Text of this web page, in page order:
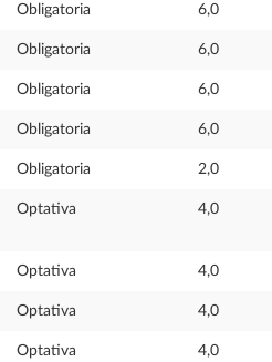
Obligatoria 6,0
Obligatoria 6,0
Obligatoria 6,0
Obligatoria 6,0
Obligatoria 2,0
Optativa 4,0
Optativa 4,0
Optativa 4,0
Optativa 4,0